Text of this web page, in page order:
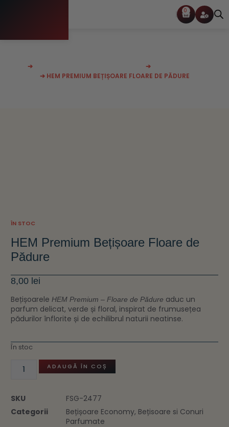
0
➔ ➔
➔ HEM PREMIUM BEȚIȘOARE FLOARE DE PĂDURE
ÎN STOC
HEM Premium Bețișoare Floare de
Pădure
8,00 lei
Bețișoarele HEM Premium – Floare de Pădure aduc un
parfum delicat, verde și floral, inspirat de frumusețea
pădurilor înflorite și de echilibrul naturii neatinse.
În stoc
ADAUGĂ ÎN COȘ
SKU
FSG-2477
Categorii
Bețișoare Economy, Bețisoare si Conuri
Parfumate